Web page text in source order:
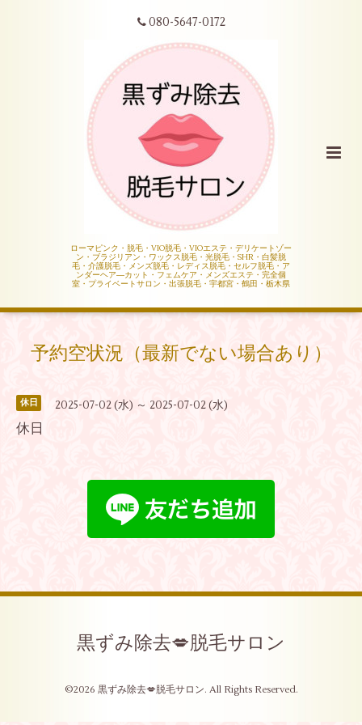
080-5647-0172
ローマピンク・脱毛・VIO脱毛・VIOエステ・デリケートゾー
ン・ブラジリアン・ワックス脱毛・光脱毛・SHR・白髪脱
毛・介護脱毛・メンズ脱毛・レディス脱毛・セルフ脱毛・ア
ンダーヘア―カット・フェムケア・メンズエステ・完全個
室・プライベートサロン・出張脱毛・宇都宮・鶴田・栃木県
予約空状況（最新でない場合あり）
休日 2025-07-02 (水) ～ 2025-07-02 (水)
休日
黒ずみ除去💋脱毛サロン
©2026 黒ずみ除去💋脱毛サロン. All Rights Reserved.